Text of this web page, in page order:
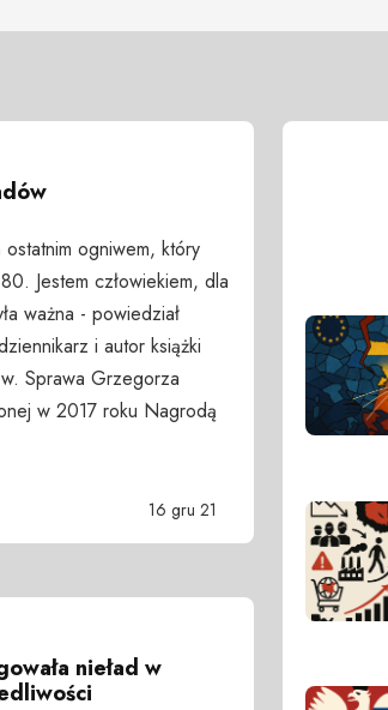
ogniwem, który
Jestem człowiekiem, dla
ważna - powiedział
i autor książki
Sprawa Grzegorza
w 2017 roku Nagrodą
16 gru 21
nieład w